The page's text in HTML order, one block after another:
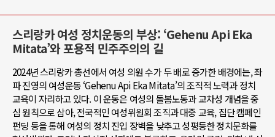
스리랑카 여성 정치운동의 부상: ‘Gehenu Api Eka
Mitata’와 포용적 민주주의의 길
2024년 스리랑카 총선에서 여성 의원 수가 두 배로 증가한 배경에는, 좌
파 진영의 여성운동 ‘Gehenu Api Eka Mitata’의 조직적 노력과 정치
교육이 자리하고 있다. 이 운동은 여성의 돌봄노동과 교차성 개념을 중
심 원칙으로 삼아, 전국적인 여성위원회 조직과 대중 교육, 집단 캠페인
펀딩 등을 통해 여성의 정치 진입 장벽을 낮추고 성평등한 정치문화를